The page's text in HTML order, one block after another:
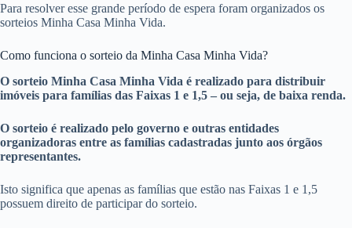
Para resolver esse grande período de espera foram organizados os
sorteios Minha Casa Minha Vida.
Como funciona o sorteio da Minha Casa Minha Vida?
O sorteio Minha Casa Minha Vida é realizado para distribuir
imóveis para famílias das Faixas 1 e 1,5 – ou seja, de baixa renda.
O sorteio é realizado pelo governo e outras entidades
organizadoras entre as famílias cadastradas junto aos órgãos
representantes.
Isto significa que apenas as famílias que estão nas Faixas 1 e 1,5
possuem direito de participar do sorteio.